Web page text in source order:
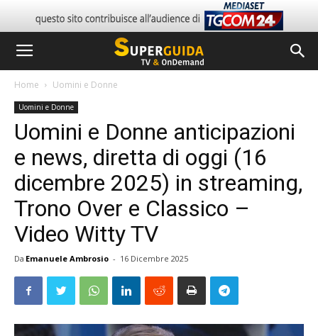
Home Uomini e Donne
Uomini e Donne
Uomini e Donne anticipazioni
e news, diretta di oggi (16
dicembre 2025) in streaming,
Trono Over e Classico –
Video Witty TV
Da Emanuele Ambrosio - 16 Dicembre 2025